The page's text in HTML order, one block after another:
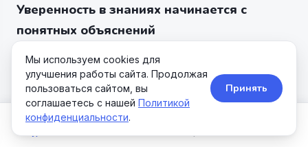
Уверенность в знаниях начинается с
понятных объяснений
Когда ребенок понимает материал, учеба становится
проще и интереснее. Онлайн-курсы помогают не
только улучшить оценки, но и сформировать прочную
базу знаний, которая пригодится при сдаче экзаменов
и дальнейшем обучении.
Мы используем cookies для
улучшения работы сайта. Продолжая
пользоваться сайтом, вы
соглашаетесь с нашей Политикой
конфиденциальности.
Принять